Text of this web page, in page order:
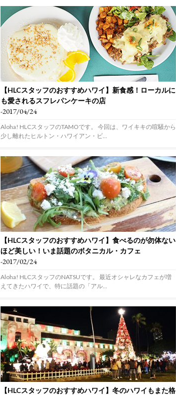
【HLCスタッフのおすすめハワイ】新食感！ローカルに
も愛されるスフレパンケーキの店
-2017/04/24
Aloha! HLCスタッフのTAMOです。 今回は、ワイキキの喧騒から
少し離れたヒルトン・ハワイアン・ビ...
【HLCスタッフのおすすめハワイ】食べるのが勿体ない
ほど美しい！いま話題のボタニカル・カフェ
-2017/02/24
Aloha! HLCスタッフのNATSUです。 最近オシャレなカフェが増
えてきたハワイで、特に話題の「アル...
【HLCスタッフのおすすめハワイ】冬のハワイもまた格